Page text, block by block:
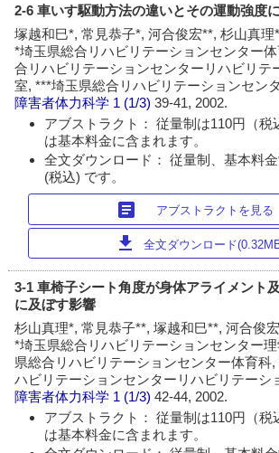
2-6 車いす駆動方法の違いとその運動強度
塚越和巳*, 常見恭子*, 河合俊宏**, 杉山真理
*埼玉県総合リハビリテーションセンター
合リハビリテーションセンターリハビリテ
室, ***埼玉県総合リハビリテーションセン
障害者体力科学 1 (1/3)39-41, 2002.
アブストラクト： 従量制は110円（税
は基本料金に含まれます。
全文ダウンロード： 従量制、基本料
(税込) です。
article アブストラクトを見る
download 全文ダウンロード
3-1 車椅子シート角度が身体アライメント
に及ぼす影響
杉山真理*, 常見恭子**, 塚越和巳**, 河合俊
*埼玉県総合リハビリテーションセンター
県総合リハビリテーションセンター体育科,
ハビリテーションセンターリハビリテーシ
障害者体力科学 1 (1/3)42-44, 2002.
アブストラクト： 従量制は110円（税
は基本料金に含まれます。